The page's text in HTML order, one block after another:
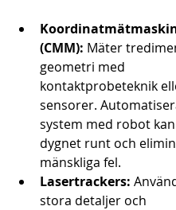
(CMM): Mäter
geometri med
kontaktprobeteknik
sensorer.
system med robot
dygnet runt och
mänskliga fel.
Lasertrackers:
stora detaljer och